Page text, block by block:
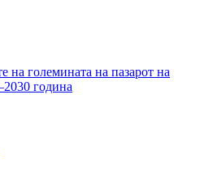
на големината на пазарот на
година